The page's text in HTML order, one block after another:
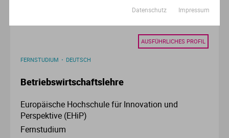
FERNSTUDIUM DEUTSCH
AUSFÜHRLICHES PROFIL
Betriebswirtschaftslehre
Europäische Hochschule für Innovation und
Perspektive (EHiP)
Fernstudium
Datenschutz Impressum